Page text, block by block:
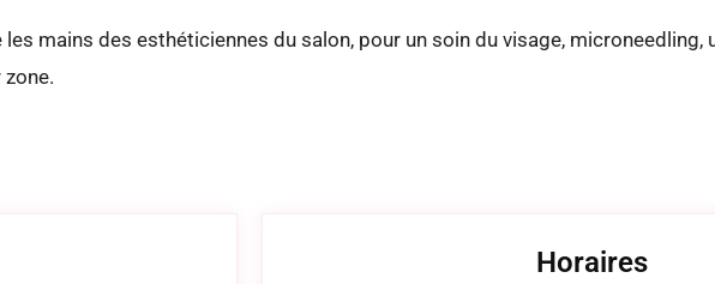
mains des esthéticiennes du salon, pour un soin du visage, microneedling,
Horaires